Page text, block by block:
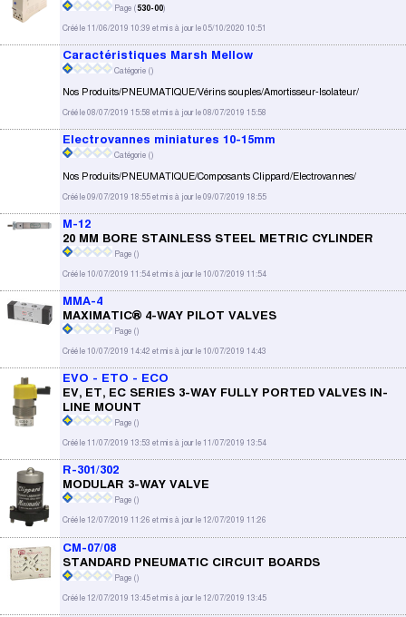
Page (530-00)
Créé le 11/06/2019 10:39 et mis à jour le 05/10/2020 10:51
Caractéristiques Marsh Mellow
Catégorie ()
Nos Produits/PNEUMATIQUE/Vérins souples/Amortisseur-Isolateur/
Créé le 08/07/2019 15:58 et mis à jour le 08/07/2019 15:58
Electrovannes miniatures 10-15mm
Catégorie ()
Nos Produits/PNEUMATIQUE/Composants Clippard/Electrovannes/
Créé le 09/07/2019 18:55 et mis à jour le 09/07/2019 18:55
M-12
20 MM BORE STAINLESS STEEL METRIC CYLINDER
Page ()
Créé le 10/07/2019 11:54 et mis à jour le 10/07/2019 11:54
MMA-4
MAXIMATIC® 4-WAY PILOT VALVES
Page ()
Créé le 10/07/2019 14:42 et mis à jour le 10/07/2019 14:43
EVO - ETO - ECO
EV, ET, EC SERIES 3-WAY FULLY PORTED VALVES IN-
LINE MOUNT
Page ()
Créé le 11/07/2019 13:53 et mis à jour le 11/07/2019 13:54
R-301/302
MODULAR 3-WAY VALVE
Page ()
Créé le 12/07/2019 11:26 et mis à jour le 12/07/2019 11:26
CM-07/08
STANDARD PNEUMATIC CIRCUIT BOARDS
Page ()
Créé le 12/07/2019 13:45 et mis à jour le 12/07/2019 13:45